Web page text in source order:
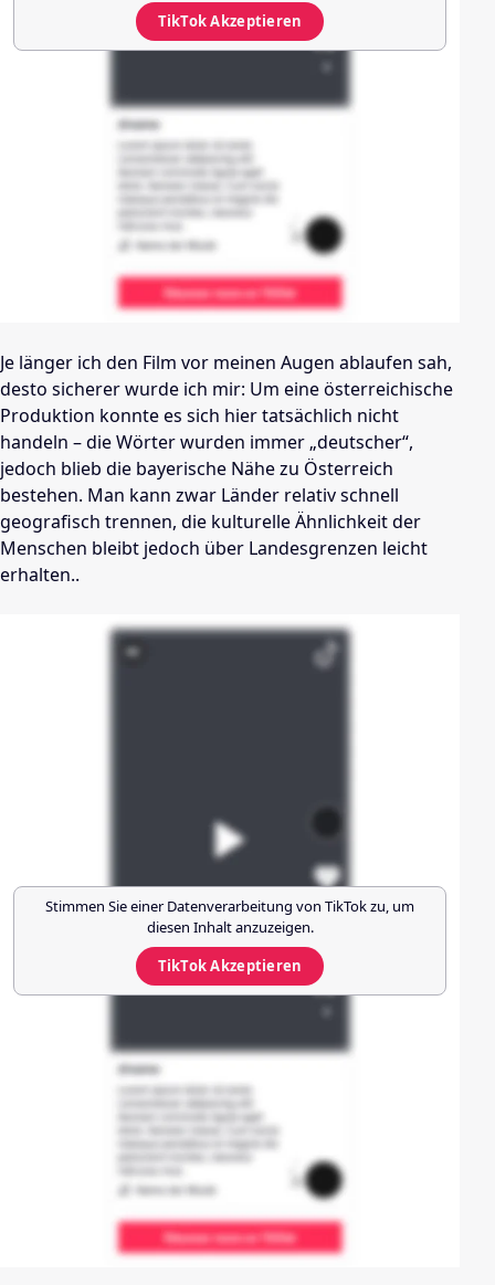
TikTokAkzeptieren
Je länger ich den Film vor meinen Augen ablaufen sah,
desto sicherer wurde ich mir: Um eine österreichische
Produktion konnte es sich hier tatsächlich nicht
handeln – die Wörter wurden immer „deutscher“,
jedoch blieb die bayerische Nähe zu Österreich
bestehen. Man kann zwar Länder relativ schnell
geografisch trennen, die kulturelle Ähnlichkeit der
Menschen bleibt jedoch über Landesgrenzen leicht
erhalten..
Stimmen Sie einer Datenverarbeitung von TikTokzu, um
diesen Inhalt anzuzeigen.
TikTokAkzeptieren